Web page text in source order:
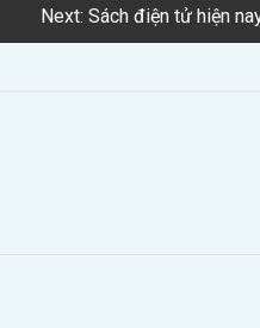
Next: Sách điện tử hiện